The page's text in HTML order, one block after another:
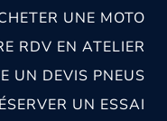
UNE MOTO
RDV EN ATELIER
UN DEVIS PNEUS
UN ESSAI